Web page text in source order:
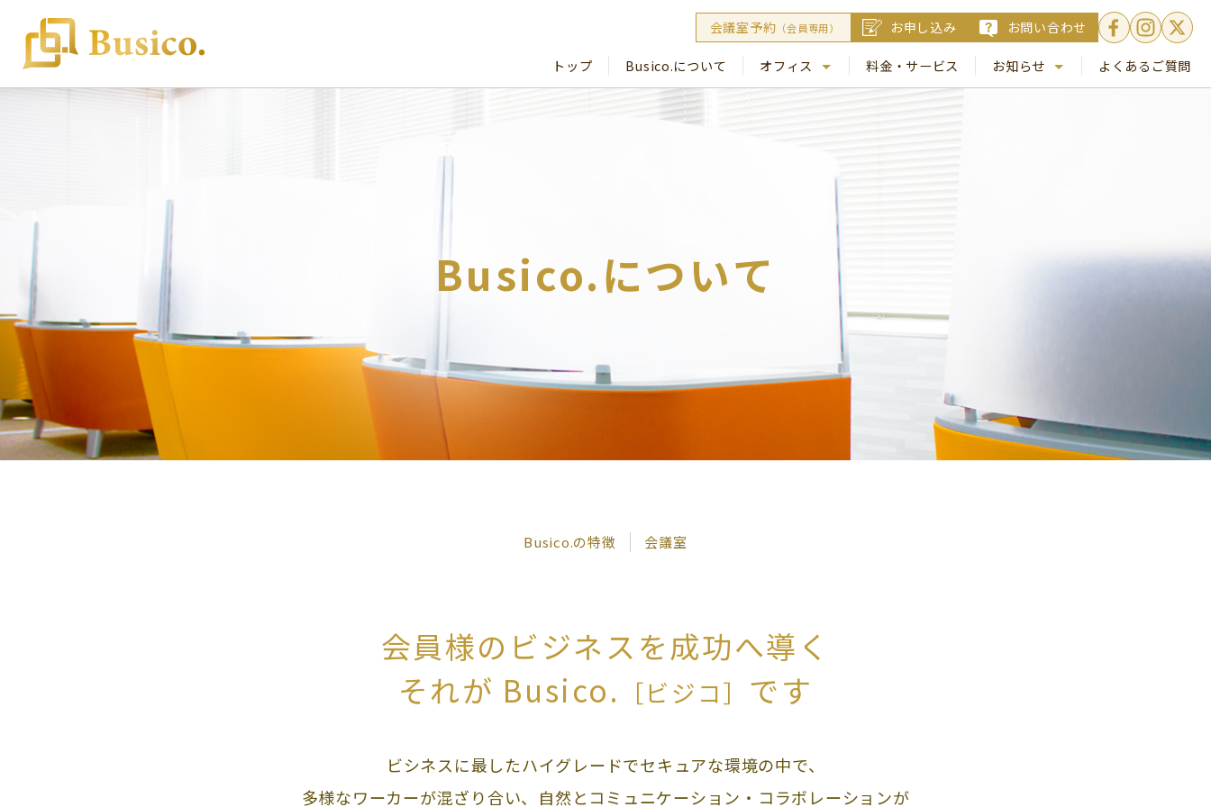
会議室予約 （会員専用） お申し込み お問い合わせ
トップ Busico.について
オフィス
料金・サービス
お知らせ
よくあるご質問
Busico.について
Busico.の特徴 会議室
会員様のビジネスを成功へ導く
それが Busico.
［ビジコ］ です
ビシネスに最したハイグレードでセキュアな環境の中で、
多様なワーカーが混ざり合い、自然とコミュニケーション・コラボレーションが